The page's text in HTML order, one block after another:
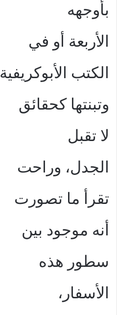
بأوجهه
الأربعة أو في
الكتب الأبوكريفية
وتبنتها كحقائق
لا تقبل
الجدل، وراحت
تقرأ ما تصورت
أنه موجود بين
سطور هذه
الأسفار،